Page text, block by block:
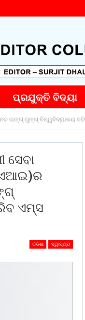
ପ୍ରଯୁକ୍ତି ବିଦ୍ୟା
ଚାଙ୍ଗ୍‌ ଗୁଙ୍ଗ୍‌ ବିଶ୍ୱବିଦ୍ୟାଳୟ
ସେବା
ଏମ୍‌ସ
ଓଡିଶା ସ୍ୱାସ୍ଥ୍ୟ